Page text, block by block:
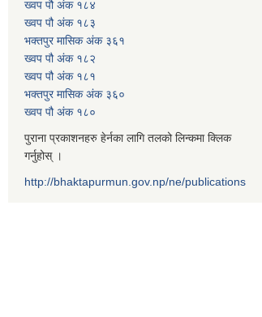
ख्वप पौ अंक १८४
ख्वप पौ अंक १८३
भक्तपुर मासिक अंक ३६१
ख्वप पौ अंक १८२
ख्वप पौ अंक १८१
भक्तपुर मासिक अंक ३६०
ख्वप पौ अंक १८०
पुराना प्रकाशनहरु हेर्नका लागि तलको लिन्कमा क्लिक
गर्नुहोस् ।
http://bhaktapurmun.gov.np/ne/publications